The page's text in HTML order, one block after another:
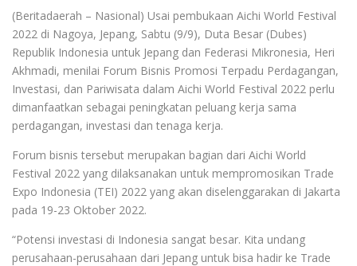
(Beritadaerah – Nasional) Usai pembukaan Aichi World Festival
2022 di Nagoya, Jepang, Sabtu (9/9), Duta Besar (Dubes)
Republik Indonesia untuk Jepang dan Federasi Mikronesia, Heri
Akhmadi, menilai Forum Bisnis Promosi Terpadu Perdagangan,
Investasi, dan Pariwisata dalam Aichi World Festival 2022 perlu
dimanfaatkan sebagai peningkatan peluang kerja sama
perdagangan, investasi dan tenaga kerja.
Forum bisnis tersebut merupakan bagian dari Aichi World
Festival 2022 yang dilaksanakan untuk mempromosikan Trade
Expo Indonesia (TEI) 2022 yang akan diselenggarakan di Jakarta
pada 19-23 Oktober 2022.
“Potensi investasi di Indonesia sangat besar. Kita undang
perusahaan-perusahaan dari Jepang untuk bisa hadir ke Trade